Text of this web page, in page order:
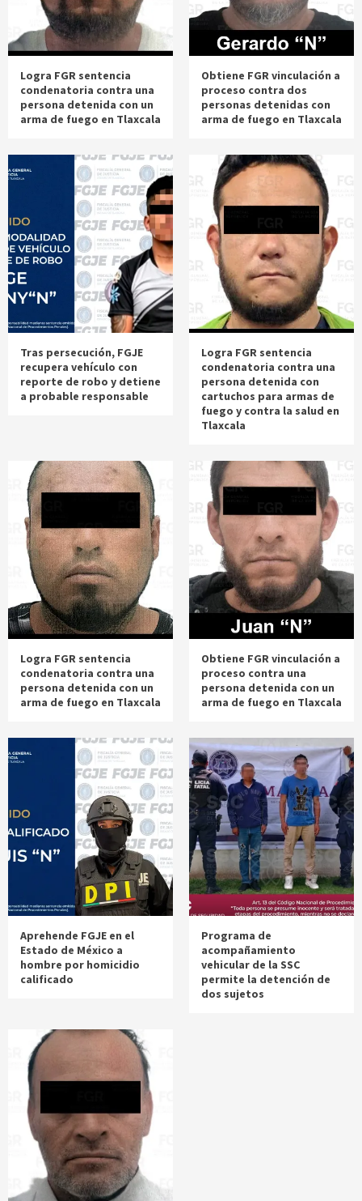
Logra FGR sentencia
condenatoria contra una
persona detenida con un
arma de fuego en Tlaxcala
Obtiene FGR vinculación a
proceso contra dos
personas detenidas con
arma de fuego en Tlaxcala
Tras persecución, FGJE
recupera vehículo con
reporte de robo y detiene
a probable responsable
Logra FGR sentencia
condenatoria contra una
persona detenida con
cartuchos para armas de
fuego y contra la salud en
Tlaxcala
Logra FGR sentencia
condenatoria contra una
persona detenida con un
arma de fuego en Tlaxcala
Obtiene FGR vinculación a
proceso contra una
persona detenida con un
arma de fuego en Tlaxcala
Aprehende FGJE en el
Estado de México a
hombre por homicidio
calificado
Programa de
acompañamiento
vehicular de la SSC
permite la detención de
dos sujetos